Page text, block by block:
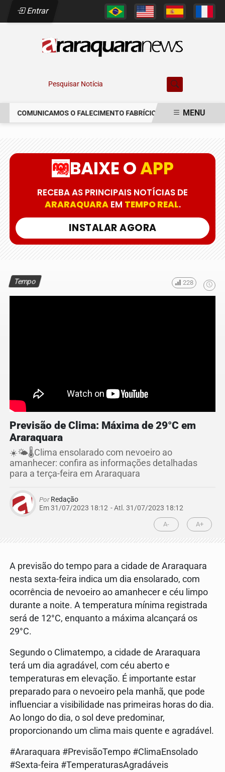
Entrar
Pesquisar Notícia
COMUNICAMOS O FALECIMENTO FABRÍCIO AUGUSTO FERREIRA
MENU
BAIXE OAPP
RECEBA AS PRINCIPAIS NOTÍCIAS DE
ARARAQUARAEM TEMPO REAL.
INSTALAR AGORA
Tempo 228
Previsão de Clima: Máxima de 29°C em
Araraquara
☀️🌤️🌡️Clima ensolarado com nevoeiro ao
amanhecer: confira as informações detalhadas
para a terça-feira em Araraquara
PorRedação
Em 31/07/2023 18:12 - Atl. 31/07/2023 18:12
A- A+
A previsão do tempo para a cidade de Araraquara
nesta sexta-feira indica um dia ensolarado, com
ocorrência de nevoeiro ao amanhecer e céu limpo
durante a noite. A temperatura mínima registrada
será de 12°C, enquanto a máxima alcançará os
29°C.
Segundo o Climatempo, a cidade de Araraquara
terá um dia agradável, com céu aberto e
temperaturas em elevação. É importante estar
preparado para o nevoeiro pela manhã, que pode
influenciar a visibilidade nas primeiras horas do dia.
Ao longo do dia, o sol deve predominar,
proporcionando um clima mais quente e agradável.
#Araraquara #PrevisãoTempo #ClimaEnsolado
#Sexta-feira #TemperaturasAgradáveis